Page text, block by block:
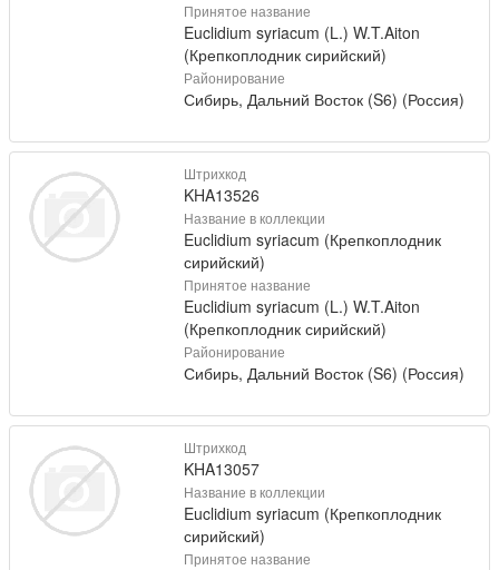
Принятое название
Euclidium syriacum (L.) W.T.Aiton
(Крепкоплодник сирийский)
Районирование
Сибирь, Дальний Восток (S6) (Россия)
Штрихкод
KHA13526
Название в коллекции
Euclidium syriacum (Крепкоплодник
сирийский)
Принятое название
Euclidium syriacum (L.) W.T.Aiton
(Крепкоплодник сирийский)
Районирование
Сибирь, Дальний Восток (S6) (Россия)
Штрихкод
KHA13057
Название в коллекции
Euclidium syriacum (Крепкоплодник
сирийский)
Принятое название